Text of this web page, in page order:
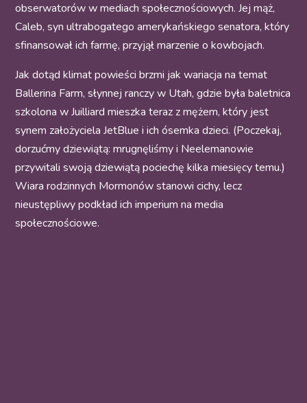
obserwatorów w mediach społecznościowych. Jej mąż,
Caleb, syn ultrabogatego amerykańskiego senatora, który
sfinansował ich farmę, przyjął marzenie o kowbojach.
Jak dotąd klimat powieści brzmi jak wariacja na temat
Ballerina Farm, słynnej ranczy w Utah, gdzie była baletnica
szkolona w Juilliard mieszka teraz z mężem, który jest
synem założyciela JetBlue i ich ósemka dzieci. (Poczekaj,
dorzućmy dziewiątą: mrugnęliśmy i Neelemanowie
przywitali swoją dziewiątą pociechę kilka miesięcy temu.)
Wiara rodzinnych Mormonów stanowi cichy, lecz
nieustępliwy podkład ich imperium na media
społecznościowe.